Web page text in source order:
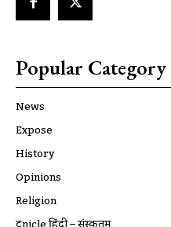
Popular Category
News
Expose
History
Opinions
Religion